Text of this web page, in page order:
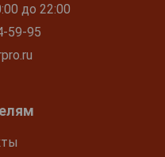
до 22:00
59-95